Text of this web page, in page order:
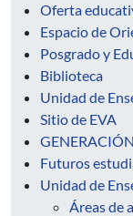
Oferta
Espacio de
Posgrado y
Biblioteca
Unidad de
Sitio de EVA
Futuros
Unidad de
Áreas de